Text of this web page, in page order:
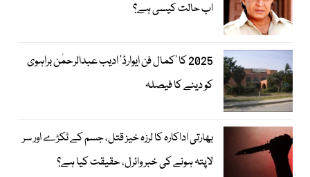
اب حالت کیسی ہے؟
2025 کا ’کمال فن ایوارڈ‘ ادیب عبدالرحمٰن براہوی
کو دینے کا فیصلہ
بھارتی اداکارہ کا لرزہ خیز قتل، جسم کے ٹکڑے اور سر
لاپتہ ہونے کی خبر وائرل، حقیقت کیا ہے؟